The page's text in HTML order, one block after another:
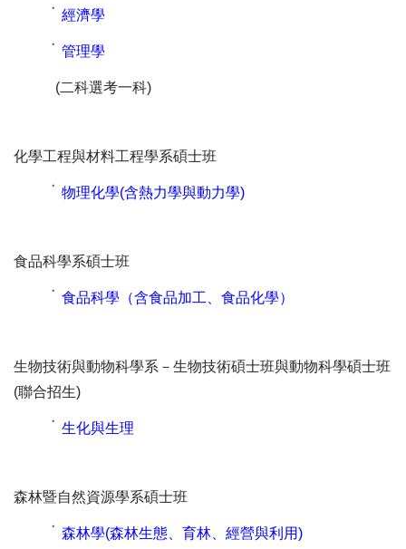
˙ 經濟學
˙ 管理學
(二科選考一科)
化學工程與材料工程學系碩士班
˙ 物理化學(含熱力學與動力學)
食品科學系碩士班
˙ 食品科學（含食品加工、食品化學）
生物技術與動物科學系－生物技術碩士班與動物科學碩士班
(聯合招生)
˙ 生化與生理
森林暨自然資源學系碩士班
˙ 森林學(森林生態、育林、經營與利用)